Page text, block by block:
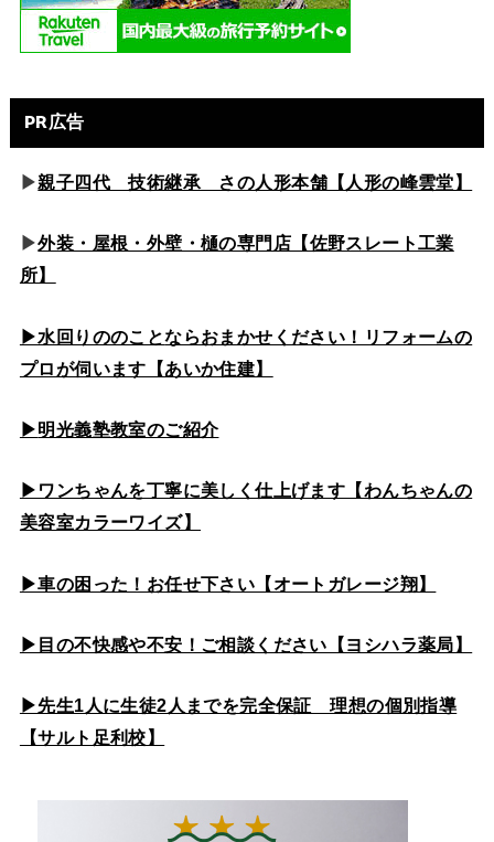
PR広告
▶親子四代 技術継承 さの人形本舗【人形の峰雲堂】
▶外装・屋根・外壁・樋の専門店【佐野スレート工業
所】
▶水回りののことならおまかせください！リフォームの
プロが伺います【あいか住建】
▶明光義塾教室のご紹介
▶ワンちゃんを丁寧に美しく仕上げます【わんちゃんの
美容室カラーワイズ】
▶車の困った！お任せ下さい【オートガレージ翔】
▶目の不快感や不安！ご相談ください【ヨシハラ薬局】
▶先生1人に生徒2人までを完全保証 理想の個別指導
【サルト足利校】